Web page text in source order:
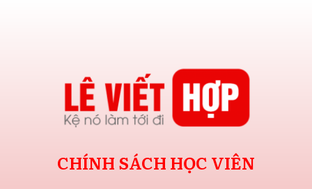
CHÍNH SÁCH HỌC VIÊN